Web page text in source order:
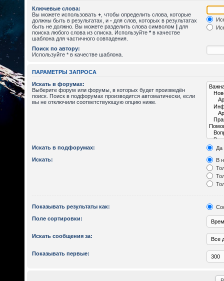
Ключевые слова:
Вы можете использовать + , чтобы определить слова, которые
должны быть в результатах, и - для слов, которых в результатах
быть не должно. Вы можете разделить слова символом | для
поиска любого слова из списка. Используйте * в качестве
шаблона для частичного совпадения.
Поиск по автору:
Используйте * в качестве шаблона.
ПАРАМЕТРЫ ЗАПРОСА
Искать в форумах:
Выберите форум или форумы, в которых будет произведён
поиск. Поиск в подфорумах производится автоматически, если
вы не отключили соответствующую опцию ниже.
Искать в подфорумах:
Да
Искать:
В
Показывать результаты как:
Поле сортировки:
Искать сообщения за:
Показывать первые: